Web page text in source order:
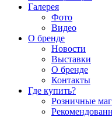
Галерея
Фото
Видео
О бренде
Новости
Выставки
О бренде
Контакты
Где купить?
Розничные